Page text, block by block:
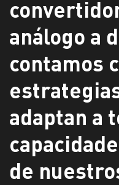
análogo a
contamos
adaptan a
de